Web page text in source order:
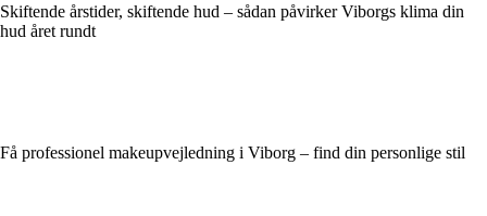
Skiftende årstider, skiftende hud – sådan påvirker Viborgs klima din
hud året rundt
Få professionel makeupvejledning i Viborg – find din personlige stil